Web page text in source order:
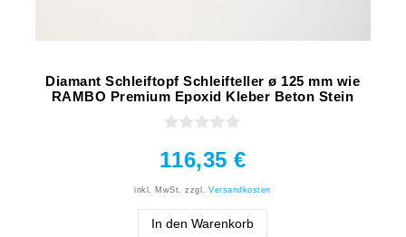
Diamant Schleiftopf Schleifteller ø 125 mm wie
RAMBO Premium Epoxid Kleber Beton Stein
116,35 €
inkl. MwSt. zzgl.Versandkosten
In den Warenkorb